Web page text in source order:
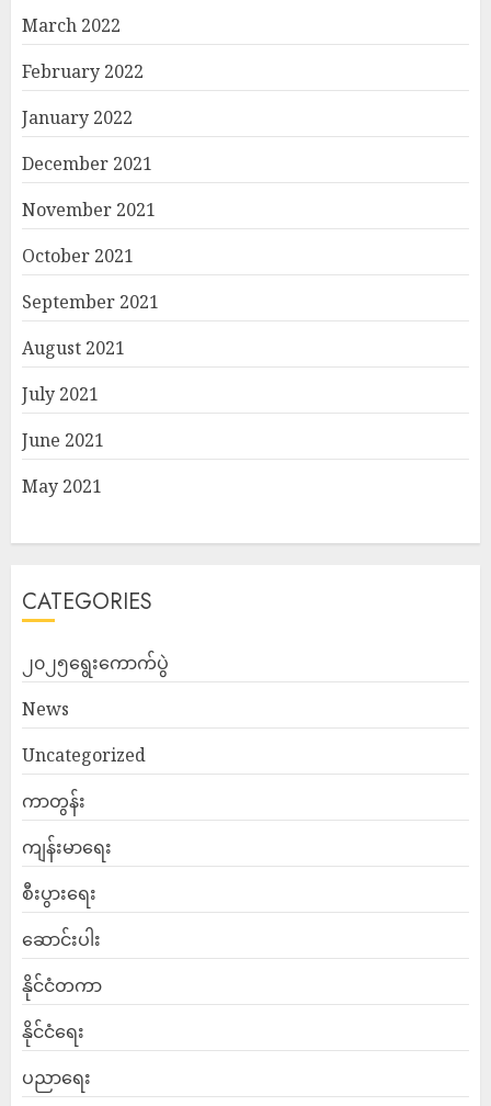
March 2022
February 2022
January 2022
December 2021
November 2021
October 2021
September 2021
August 2021
July 2021
June 2021
May 2021
CATEGORIES
၂၀၂၅ရွေးကောက်ပွဲ
News
Uncategorized
ကာတွန်း
ကျန်းမာရေး
စီးပွားရေး
ဆောင်းပါး
နိုင်ငံတကာ
နိုင်ငံရေး
ပညာရေး